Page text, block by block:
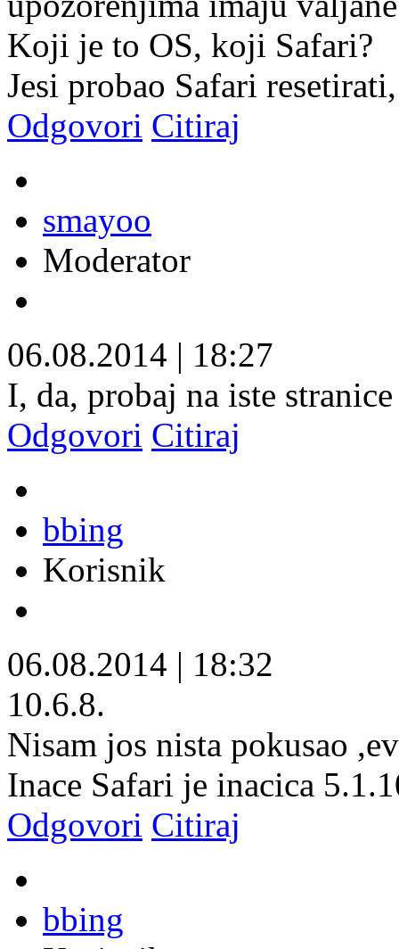
Koji je to OS, koji Safari?
Jesi probao Safari
Odgovori Citiraj
smayoo
Moderator
06.08.2014 | 18:27
I, da, probaj na iste
Odgovori Citiraj
bbing
Korisnik
06.08.2014 | 18:32
10.6.8.
Nisam jos nista pokusao
Inace Safari je inacica
Odgovori Citiraj
bbing